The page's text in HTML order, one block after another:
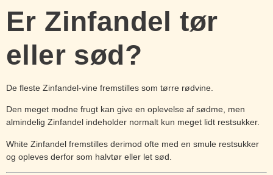
Er Zinfandel tør
eller sød?
De fleste Zinfandel-vine fremstilles som tørre rødvine.
Den meget modne frugt kan give en oplevelse af sødme, men
almindelig Zinfandel indeholder normalt kun meget lidt restsukker.
White Zinfandel fremstilles derimod ofte med en smule restsukker
og opleves derfor som halvtør eller let sød.